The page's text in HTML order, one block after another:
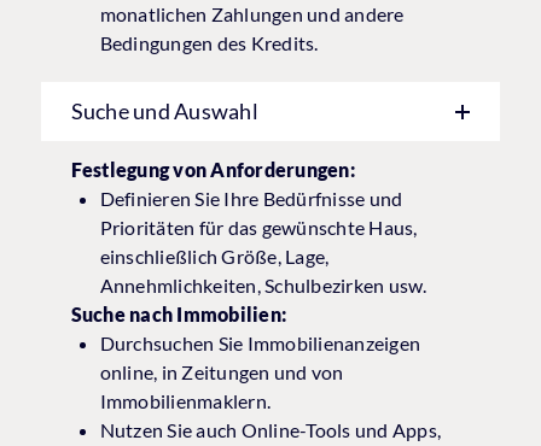
monatlichen Zahlungen und andere
Bedingungen des Kredits.
Suche und Auswahl
Festlegung von Anforderungen:
Definieren Sie Ihre Bedürfnisse und
Prioritäten für das gewünschte Haus,
einschließlich Größe, Lage,
Annehmlichkeiten, Schulbezirken usw.
Suche nach Immobilien:
Durchsuchen Sie Immobilienanzeigen
online, in Zeitungen und von
Immobilienmaklern.
Nutzen Sie auch Online-Tools und Apps,